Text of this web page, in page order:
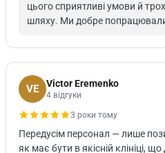
цього сприятливі умови й
шляху. Ми добре
VE Victor Eremenko
4 відгуки
3 роки тому
Передусім персонал — лише
як має бути в якісній клініці,